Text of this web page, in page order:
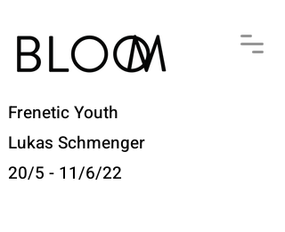
Frenetic Youth
Lukas Schmenger​
20/5 - 11/6/22​